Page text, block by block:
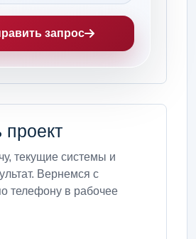
запрос
проект
текущие системы и
Вернемся с
телефону в рабочее